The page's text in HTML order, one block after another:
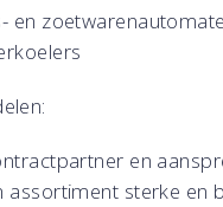
en
en
assortiment sterke en